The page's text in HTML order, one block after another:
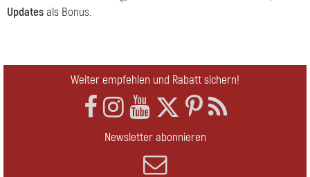
Updatesals Bonus.
Weiter empfehlen und Rabatt sichern!
Newsletter abonnieren